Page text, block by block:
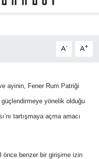
A- A+
ayinin, Fener Rum Patriği
güçlendirmeye yönelik olduğu
tartışmaya açma amacı
önce benzer bir girişime izin